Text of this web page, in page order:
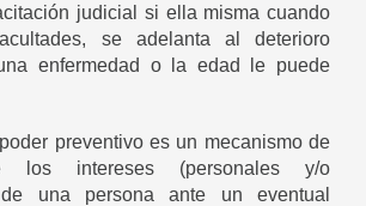
judicial si ella misma cuando
se adelanta al deterioro
enfermedad o la edad le puede
preventivo es un mecanismo de
los intereses (personales y/o
de una persona ante un eventual